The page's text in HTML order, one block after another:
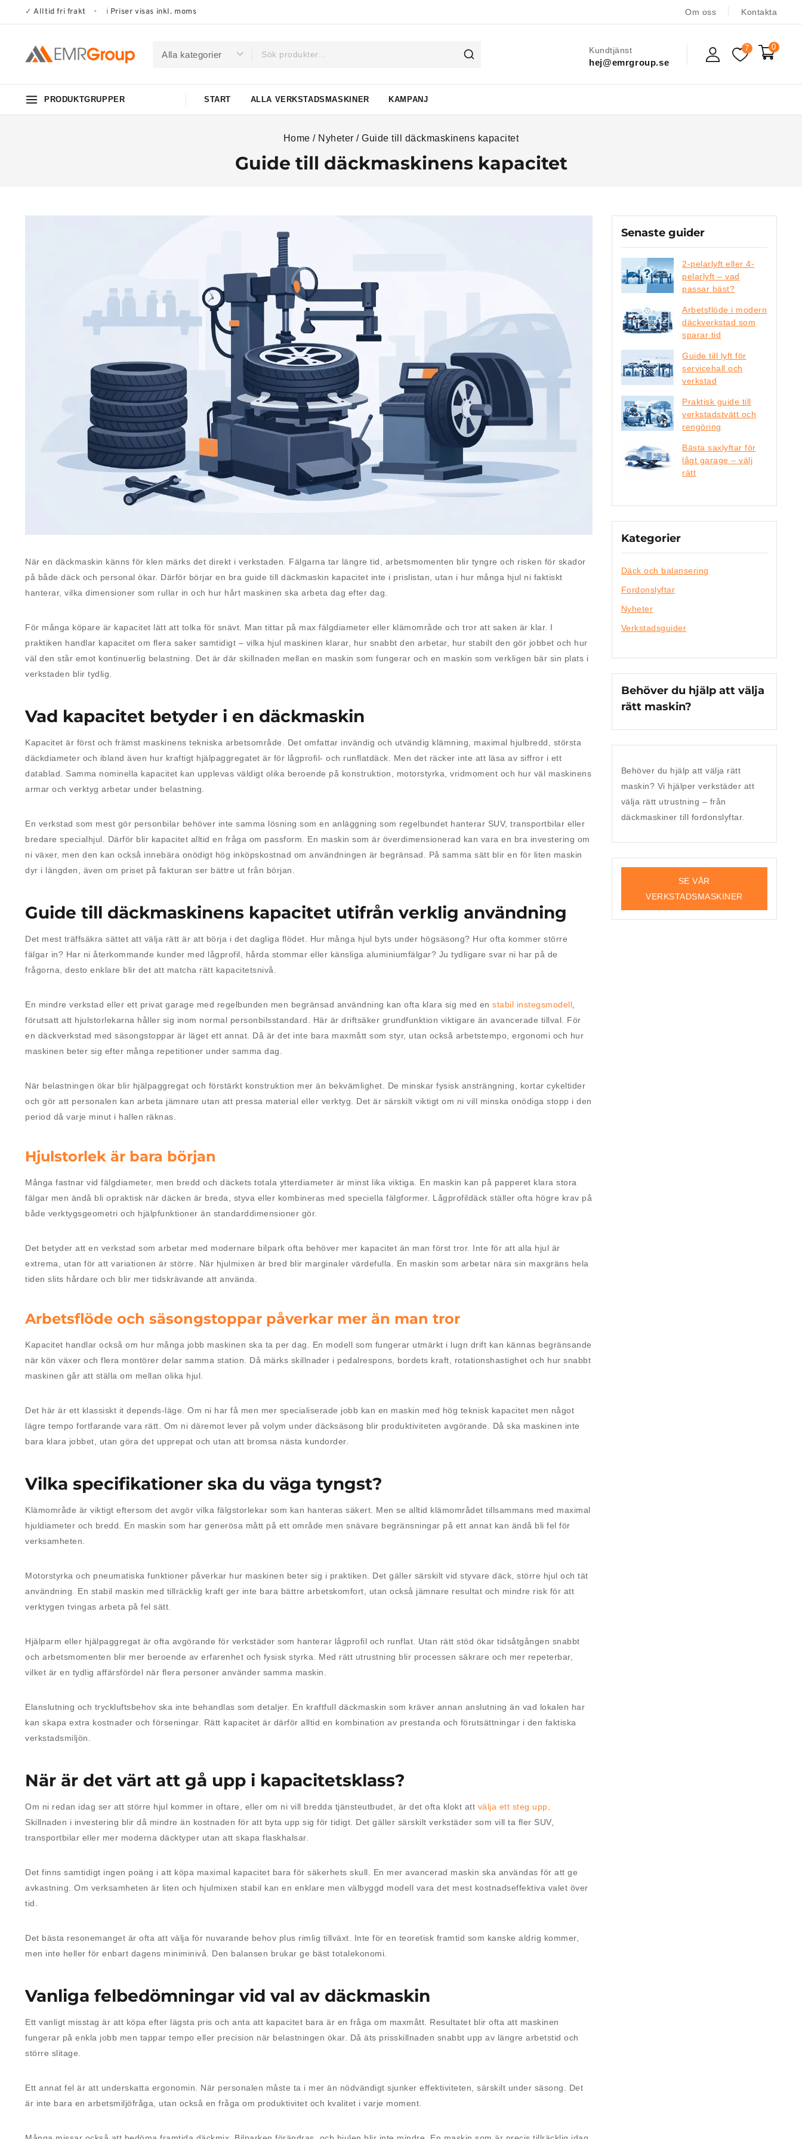
✓ Alltid fri frakt • ℹ Priser visas inkl. moms Om oss Kontakta
Kundtjänst
hej@emrgroup.se
7 0
PRODUKTGRUPPER START ALLA VERKSTADSMASKINER KAMPANJ
Home / Nyheter / Guide till däckmaskinens kapacitet
Guide till däckmaskinens kapacitet
När en däckmaskin känns för klen märks det direkt i verkstaden. Fälgarna tar längre tid, arbetsmomenten blir tyngre och risken för skador
på både däck och personal ökar. Därför börjar en bra guide till däckmaskin kapacitet inte i prislistan, utan i hur många hjul ni faktiskt
hanterar, vilka dimensioner som rullar in och hur hårt maskinen ska arbeta dag efter dag.
För många köpare är kapacitet lätt att tolka för snävt. Man tittar på max fälgdiameter eller klämområde och tror att saken är klar. I
praktiken handlar kapacitet om flera saker samtidigt – vilka hjul maskinen klarar, hur snabbt den arbetar, hur stabilt den gör jobbet och hur
väl den står emot kontinuerlig belastning. Det är där skillnaden mellan en maskin som fungerar och en maskin som verkligen bär sin plats i
verkstaden blir tydlig.
Vad kapacitet betyder i en däckmaskin
Kapacitet är först och främst maskinens tekniska arbetsområde. Det omfattar invändig och utvändig klämning, maximal hjulbredd, största
däckdiameter och ibland även hur kraftigt hjälpaggregatet är för lågprofil- och runflatdäck. Men det räcker inte att läsa av siffror i ett
datablad. Samma nominella kapacitet kan upplevas väldigt olika beroende på konstruktion, motorstyrka, vridmoment och hur väl maskinens
armar och verktyg arbetar under belastning.
En verkstad som mest gör personbilar behöver inte samma lösning som en anläggning som regelbundet hanterar SUV, transportbilar eller
bredare specialhjul. Därför blir kapacitet alltid en fråga om passform. En maskin som är överdimensionerad kan vara en bra investering om
ni växer, men den kan också innebära onödigt hög inköpskostnad om användningen är begränsad. På samma sätt blir en för liten maskin
dyr i längden, även om priset på fakturan ser bättre ut från början.
Guide till däckmaskinens kapacitet utifrån verklig användning
Det mest träffsäkra sättet att välja rätt är att börja i det dagliga flödet. Hur många hjul byts under högsäsong? Hur ofta kommer större
fälgar in? Har ni återkommande kunder med lågprofil, hårda stommar eller känsliga aluminiumfälgar? Ju tydligare svar ni har på de
frågorna, desto enklare blir det att matcha rätt kapacitetsnivå.
En mindre verkstad eller ett privat garage med regelbunden men begränsad användning kan ofta klara sig med en stabil instegsmodell
förutsatt att hjulstorlekarna håller sig inom normal personbilsstandard. Här är driftsäker grundfunktion viktigare än avancerade tillval. För
en däckverkstad med säsongstoppar är läget ett annat. Då är det inte bara maxmått som styr, utan också arbetstempo, ergonomi och hur
maskinen beter sig efter många repetitioner under samma dag.
När belastningen ökar blir hjälpaggregat och förstärkt konstruktion mer än bekvämlighet. De minskar fysisk ansträngning, kortar cykeltider
och gör att personalen kan arbeta jämnare utan att pressa material eller verktyg. Det är särskilt viktigt om ni vill minska onödiga stopp i den
period då varje minut i hallen räknas.
Hjulstorlek är bara början
Många fastnar vid fälgdiameter, men bredd och däckets totala ytterdiameter är minst lika viktiga. En maskin kan på papperet klara stora
fälgar men ändå bli opraktisk när däcken är breda, styva eller kombineras med speciella fälgformer. Lågprofildäck ställer ofta högre krav på
både verktygsgeometri och hjälpfunktioner än standarddimensioner gör.
Det betyder att en verkstad som arbetar med modernare bilpark ofta behöver mer kapacitet än man först tror. Inte för att alla hjul är
extrema, utan för att variationen är större. När hjulmixen är bred blir marginaler värdefulla. En maskin som arbetar nära sin maxgräns hela
tiden slits hårdare och blir mer tidskrävande att använda.
Arbetsflöde och säsongstoppar påverkar mer än man tror
Kapacitet handlar också om hur många jobb maskinen ska ta per dag. En modell som fungerar utmärkt i lugn drift kan kännas begränsande
när kön växer och flera montörer delar samma station. Då märks skillnader i pedalrespons, bordets kraft, rotationshastighet och hur snabbt
maskinen går att ställa om mellan olika hjul.
Det här är ett klassiskt it depends-läge. Om ni har få men mer specialiserade jobb kan en maskin med hög teknisk kapacitet men något
lägre tempo fortfarande vara rätt. Om ni däremot lever på volym under däcksäsong blir produktiviteten avgörande. Då ska maskinen inte
bara klara jobbet, utan göra det upprepat och utan att bromsa nästa kundorder.
Vilka specifikationer ska du väga tyngst?
Klämområde är viktigt eftersom det avgör vilka fälgstorlekar som kan hanteras säkert. Men se alltid klämområdet tillsammans med maximal
hjuldiameter och bredd. En maskin som har generösa mått på ett område men snävare begränsningar på ett annat kan ändå bli fel för
verksamheten.
Motorstyrka och pneumatiska funktioner påverkar hur maskinen beter sig i praktiken. Det gäller särskilt vid styvare däck, större hjul och tät
användning. En stabil maskin med tillräcklig kraft ger inte bara bättre arbetskomfort, utan också jämnare resultat och mindre risk för att
verktygen tvingas arbeta på fel sätt.
Hjälparm eller hjälpaggregat är ofta avgörande för verkstäder som hanterar lågprofil och runflat. Utan rätt stöd ökar tidsåtgången snabbt
och arbetsmomenten blir mer beroende av erfarenhet och fysisk styrka. Med rätt utrustning blir processen säkrare och mer repeterbar,
vilket är en tydlig affärsfördel när flera personer använder samma maskin.
Elanslutning och tryckluftsbehov ska inte behandlas som detaljer. En kraftfull däckmaskin som kräver annan anslutning än vad lokalen har
kan skapa extra kostnader och förseningar. Rätt kapacitet är därför alltid en kombination av prestanda och förutsättningar i den faktiska
verkstadsmiljön.
När är det värt att gå upp i kapacitetsklass?
Om ni redan idag ser att större hjul kommer in oftare, eller om ni vill bredda tjänsteutbudet, är det ofta klokt att välja ett steg upp
Skillnaden i investering blir då mindre än kostnaden för att byta upp sig för tidigt. Det gäller särskilt verkstäder som vill ta fler SUV,
transportbilar eller mer moderna däcktyper utan att skapa flaskhalsar.
Det finns samtidigt ingen poäng i att köpa maximal kapacitet bara för säkerhets skull. En mer avancerad maskin ska användas för att ge
avkastning. Om verksamheten är liten och hjulmixen stabil kan en enklare men välbyggd modell vara det mest kostnadseffektiva valet över
tid.
Det bästa resonemanget är ofta att välja för nuvarande behov plus rimlig tillväxt. Inte för en teoretisk framtid som kanske aldrig kommer,
men inte heller för enbart dagens miniminivå. Den balansen brukar ge bäst totalekonomi.
Vanliga felbedömningar vid val av däckmaskin
Ett vanligt misstag är att köpa efter lägsta pris och anta att kapacitet bara är en fråga om maxmått. Resultatet blir ofta att maskinen
fungerar på enkla jobb men tappar tempo eller precision när belastningen ökar. Då äts prisskillnaden snabbt upp av längre arbetstid och
större slitage.
Ett annat fel är att underskatta ergonomin. När personalen måste ta i mer än nödvändigt sjunker effektiviteten, särskilt under säsong. Det
är inte bara en arbetsmiljöfråga, utan också en fråga om produktivitet och kvalitet i varje moment.
Senaste guider
2-pelarlyft eller 4-
pelarlyft – vad
passar bäst?
Arbetsflöde i modern
däckverkstad som
sparar tid
Guide till lyft för
servicehall och
verkstad
Praktisk guide till
verkstadstvätt och
rengöring
Bästa saxlyftar för
lågt garage – välj
rätt
Kategorier
Däck och balansering
Fordonslyftar
Nyheter
Verkstadsguider
Behöver du hjälp att välja
rätt maskin?
Behöver du hjälp att välja rätt
maskin? Vi hjälper verkstäder att
välja rätt utrustning – från
däckmaskiner till fordonslyftar.
SE VÅR
VERKSTADSMASKINER